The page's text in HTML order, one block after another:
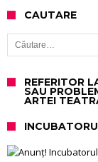
CAUTARE
Caută după:
REFERITOR
SAU
ARTEI